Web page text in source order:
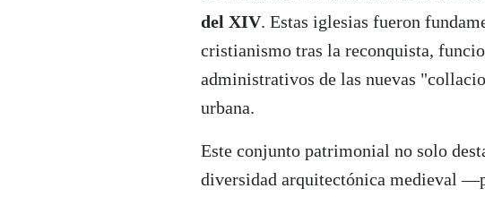
del XIV. Estas iglesias fueron
cristianismo tras la reconquista,
administrativos de las nuevas
urbana.
Este conjunto patrimonial no solo
diversidad arquitectónica medieval